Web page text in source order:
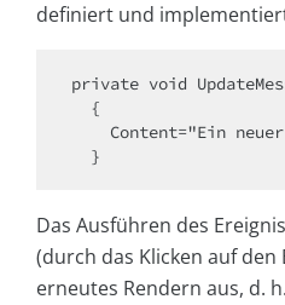
definiert und
private void
Das Ausführen des
(durch das Klicken auf
erneutes Rendern aus, d.